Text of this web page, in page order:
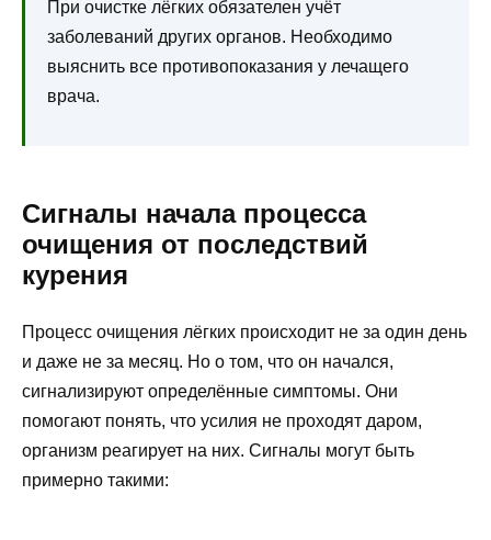
При очистке лёгких обязателен учёт
заболеваний других органов. Необходимо
выяснить все противопоказания у лечащего
врача.
Сигналы начала процесса
очищения от последствий
курения
Процесс очищения лёгких происходит не за один день
и даже не за месяц. Но о том, что он начался,
сигнализируют определённые симптомы. Они
помогают понять, что усилия не проходят даром,
организм реагирует на них. Сигналы могут быть
примерно такими: